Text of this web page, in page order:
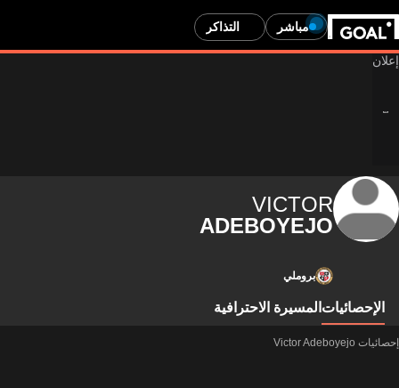
مباشر التذاكر
VICTOR
ADEBOYEJO
بروملي
الإحصائيات المسيرة الاحترافية
إحصائيات Victor Adeboyejo